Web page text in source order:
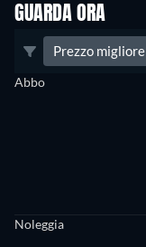
GUARDA ORA
Prezzo migliore
Abbo
Noleggia